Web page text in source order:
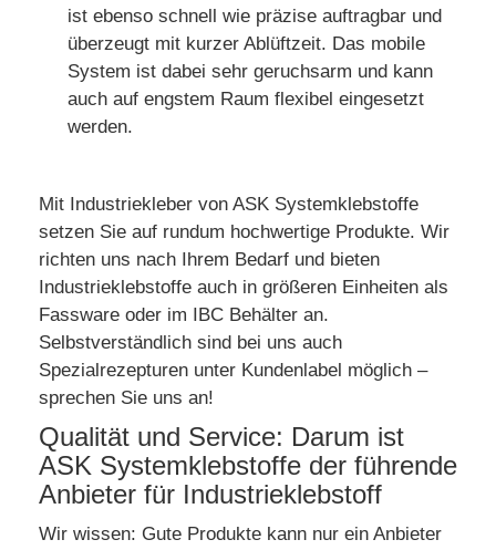
ist ebenso schnell wie präzise auftragbar und
überzeugt mit kurzer Ablüftzeit. Das mobile
System ist dabei sehr geruchsarm und kann
auch auf engstem Raum flexibel eingesetzt
werden.
Mit Industriekleber von ASK Systemklebstoffe
setzen Sie auf rundum hochwertige Produkte. Wir
richten uns nach Ihrem Bedarf und bieten
Industrieklebstoffe auch in größeren Einheiten als
Fassware oder im IBC Behälter an.
Selbstverständlich sind bei uns auch
Spezialrezepturen unter Kundenlabel möglich –
sprechen Sie uns an!
Qualität und Service: Darum ist
ASK Systemklebstoffe der führende
Anbieter für Industrieklebstoff
Wir wissen: Gute Produkte kann nur ein Anbieter